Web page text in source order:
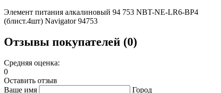
Элемент питания алкалиновый 94 753 NBT-NE-LR6-BP4
(блист.4шт) Navigator 94753
Отзывы покупателей (0)
Средняя оценка:
0
Оставить отзыв
Ваше имя
Город